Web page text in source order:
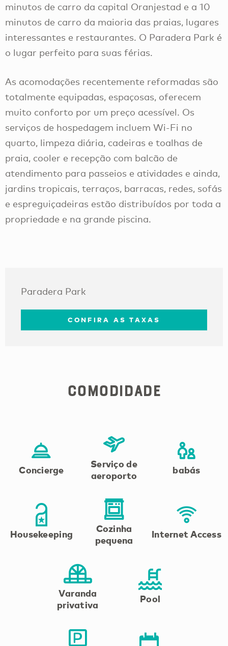
minutos de carro da capital Oranjestad e a 10
minutos de carro da maioria das praias, lugares
interessantes e restaurantes. O Paradera Park é
o lugar perfeito para suas férias.
As acomodações recentemente reformadas são
totalmente equipadas, espaçosas, oferecem
muito conforto por um preço acessível. Os
serviços de hospedagem incluem Wi-Fi no
quarto, limpeza diária, cadeiras e toalhas de
praia, cooler e recepção com balcão de
atendimento para passeios e atividades e ainda,
jardins tropicais, terraços, barracas, redes, sofás
e espreguiçadeiras estão distribuídos por toda a
propriedade e na grande piscina.
Paradera Park
CONFIRA AS TAXAS
Comodidade
Concierge
Serviço de
aeroporto
babás
Housekeeping
Cozinha
pequena
Internet Access
Varanda
privativa
Pool